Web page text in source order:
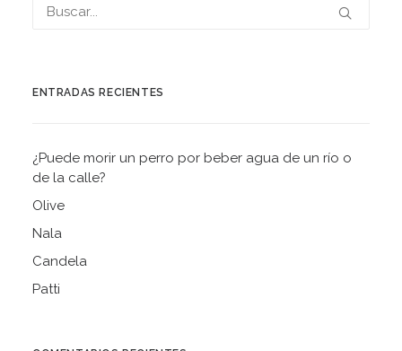
ENTRADAS RECIENTES
¿Puede morir un perro por beber agua de un río o
de la calle?
Olive
Nala
Candela
Patti